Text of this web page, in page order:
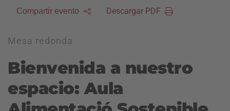
Compartir evento Descargar PDF
Mesa redonda
Bienvenida a nuestro
espacio: Aula